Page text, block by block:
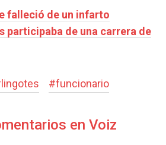
falleció de un infarto
participaba de una carrera de
lingotes #funcionario
en Voiz